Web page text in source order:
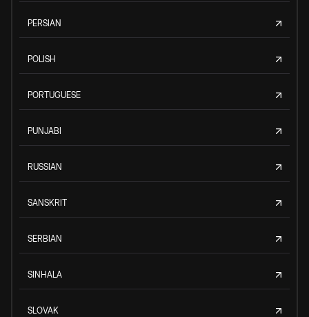
PERSIAN
POLISH
PORTUGUESE
PUNJABI
RUSSIAN
SANSKRIT
SERBIAN
SINHALA
SLOVAK